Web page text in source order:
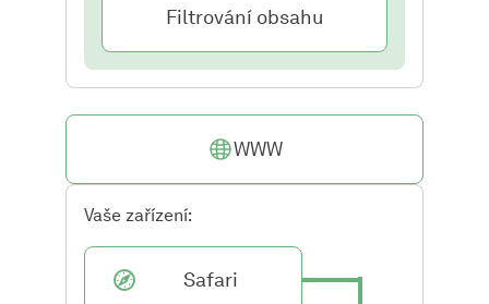
Filtrování obsahu
WWW
Vaše zařízení:
Safari